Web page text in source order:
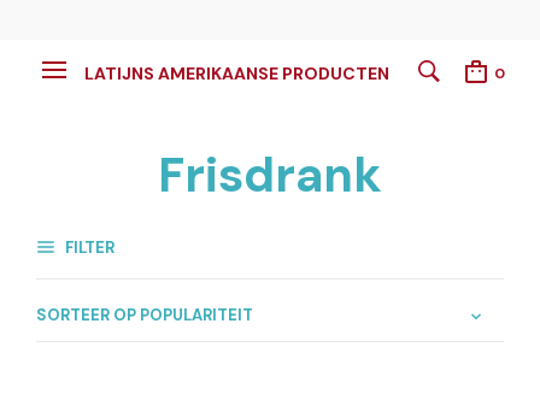
LATIJNS AMERIKAANSE PRODUCTEN 0
Frisdrank
FILTER